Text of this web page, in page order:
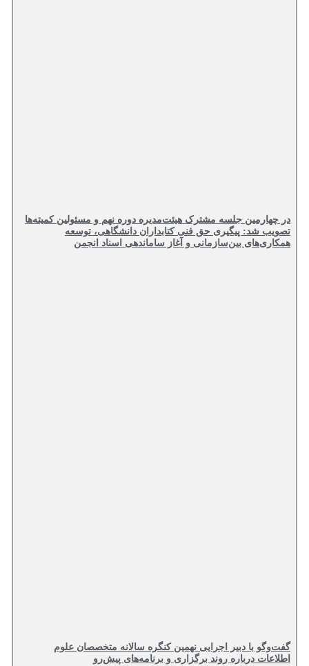
در چهارمین جلسه مشترک هیئت‌مدیره دوره نهم و مسئولین کمیته‌ها
تصویب شد: پیگیری حق فنی کتابداران دانشگاهی، توسعه
همکاری‌های بین‌سازمانی و آغاز ساماندهی اسناد انجمن
گفت‌وگو با دبیر اجرایی نهمین کنگره سالانه متخصصان علوم
اطلاعات درباره روند برگزاری و برنامه‌های پیش‌رو